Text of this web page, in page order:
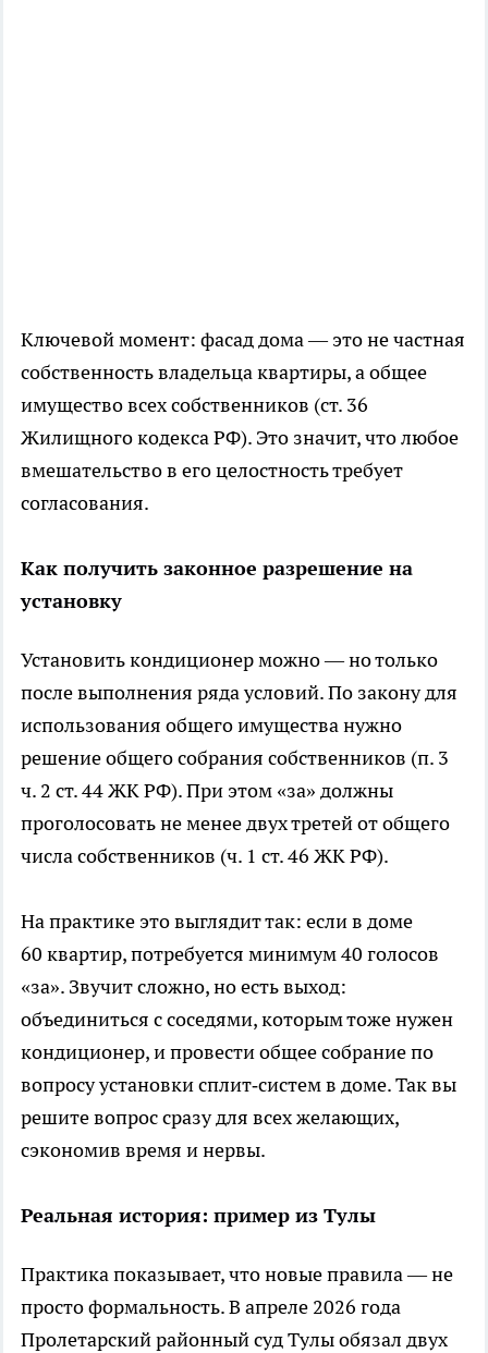
Ключевой момент: фасад дома — это не частная
собственность владельца квартиры, а общее
имущество всех собственников (ст. 36
Жилищного кодекса РФ). Это значит, что любое
вмешательство в его целостность требует
согласования.
Как получить законное разрешение на
установку
Установить кондиционер можно — но только
после выполнения ряда условий. По закону для
использования общего имущества нужно
решение общего собрания собственников (п. 3
ч. 2 ст. 44 ЖК РФ). При этом «за» должны
проголосовать не менее двух третей от общего
числа собственников (ч. 1 ст. 46 ЖК РФ).
На практике это выглядит так: если в доме
60 квартир, потребуется минимум 40 голосов
«за». Звучит сложно, но есть выход:
объединиться с соседями, которым тоже нужен
кондиционер, и провести общее собрание по
вопросу установки сплит‑систем в доме. Так вы
решите вопрос сразу для всех желающих,
сэкономив время и нервы.
Реальная история: пример из Тулы
Практика показывает, что новые правила — не
просто формальность. В апреле 2026 года
Пролетарский районный суд Тулы обязал двух